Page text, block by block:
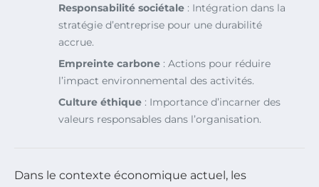
Responsabilité sociétale : Intégration dans la
stratégie d’entreprise pour une durabilité
accrue.
Empreinte carbone : Actions pour réduire
l’impact environnemental des activités.
Culture éthique : Importance d’incarner des
valeurs responsables dans l’organisation.
Dans le contexte économique actuel, les